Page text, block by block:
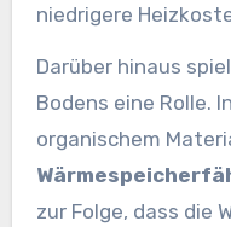
niedrigere
Darüber hinaus
Bodens eine Rolle.
organischem
zur Folge, dass die